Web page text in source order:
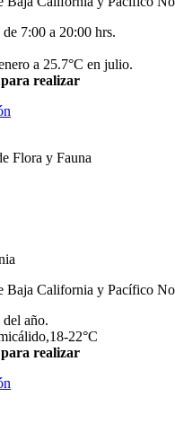
7:00 a 20:00 hrs.
a 25.7°C en julio.
realizar
Flora y Fauna
Baja California y Pacífico
año.
22°C
realizar